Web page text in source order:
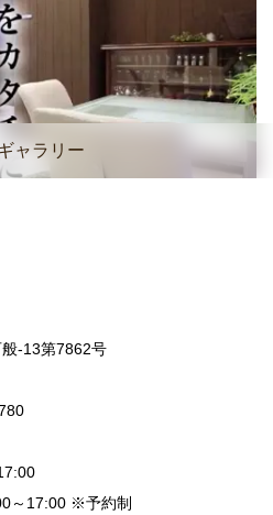
ャラリー
-13第7862号
～17:00 ※予約制